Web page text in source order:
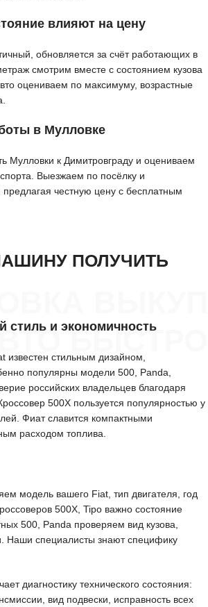
влияют на цену
обновляется за счёт работающих в
смотрим вместе с состоянием кузова
оцениваем по максимуму, возрастные
в Мулловке
Мулловки к Димитровграду и оцениваем
Выезжаем по посёлку и
честную цену с бесплатным
ВЫКУП
БЫСТРО
ПОЛУЧИТЬ
стиль и экономичность
известен стильным дизайном,
популярны модели 500, Panda,
российских владельцев благодаря
500X пользуется популярностью у
Фиат славится компактными
расходом топлива.
модель вашего Fiat, тип двигателя, год
500X, Tipo важно состояние
500, Panda проверяем вид кузова,
Наши специалисты знают специфику
диагностику технического состояния:
вид подвески, исправность всех